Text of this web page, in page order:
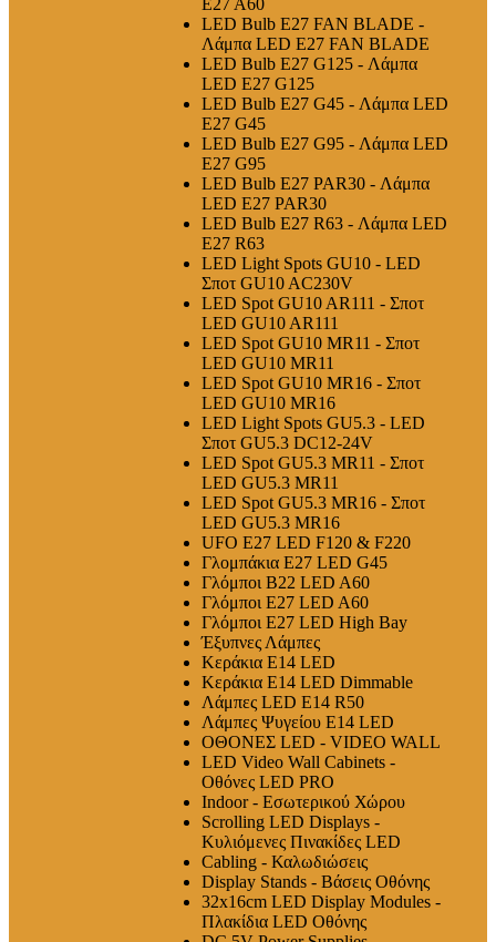
E27 A60
LED Bulb E27 FAN BLADE -
Λάμπα LED E27 FAN BLADE
LED Bulb E27 G125 - Λάμπα
LED E27 G125
LED Bulb E27 G45 - Λάμπα LED
E27 G45
LED Bulb E27 G95 - Λάμπα LED
E27 G95
LED Bulb E27 PAR30 - Λάμπα
LED E27 PAR30
LED Bulb E27 R63 - Λάμπα LED
E27 R63
LED Light Spots GU10 - LED
Σποτ GU10 AC230V
LED Spot GU10 AR111 - Σποτ
LED GU10 AR111
LED Spot GU10 MR11 - Σποτ
LED GU10 MR11
LED Spot GU10 MR16 - Σποτ
LED GU10 MR16
LED Light Spots GU5.3 - LED
Σποτ GU5.3 DC12-24V
LED Spot GU5.3 MR11 - Σποτ
LED GU5.3 MR11
LED Spot GU5.3 MR16 - Σποτ
LED GU5.3 MR16
UFO E27 LED F120 & F220
Γλομπάκια E27 LED G45
Γλόμποι B22 LED A60
Γλόμποι E27 LED A60
Γλόμποι E27 LED High Bay
Έξυπνες Λάμπες
Κεράκια E14 LED
Κεράκια E14 LED Dimmable
Λάμπες LED E14 R50
Λάμπες Ψυγείου E14 LED
ΟΘΟΝΕΣ LED - VIDEO WALL
LED Video Wall Cabinets -
Οθόνες LED PRO
Indoor - Εσωτερικού Χώρου
Scrolling LED Displays -
Κυλιόμενες Πινακίδες LED
Cabling - Καλωδιώσεις
Display Stands - Βάσεις Οθόνης
32x16cm LED Display Modules -
Πλακίδια LED Οθόνης